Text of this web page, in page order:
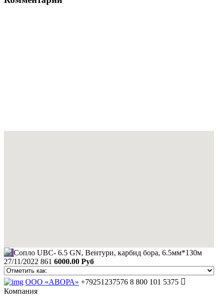
Сопло UBC- 6.5 GN, Вентури, карбид бора, 6.5мм*130м
27/11/2022 861 6000.00 Руб
ООО «АВОРА» +79251237576 8 800 101 5375
Компания